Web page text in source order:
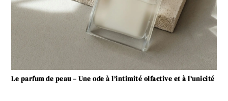
Le parfum de peau – Une ode à l’intimité olfactive et à l’unicité